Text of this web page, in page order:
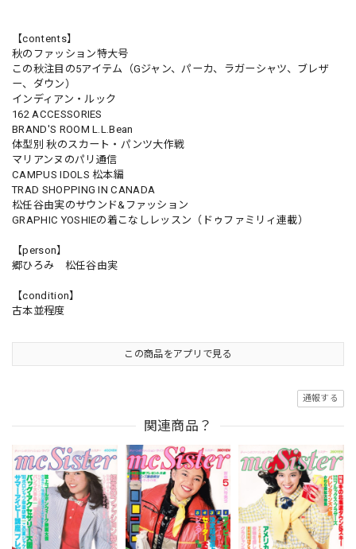
【contents】
秋のファッション特大号
この秋注目の5アイテム（Gジャン、パーカ、ラガーシャツ、ブレザ
ー、ダウン）
インディアン・ルック
162 ACCESSORIES
BRAND'S ROOM L.L.Bean
体型別 秋のスカート・パンツ大作戦
マリアンヌのパリ通信
CAMPUS IDOLS 松本編
TRAD SHOPPING IN CANADA
松任谷由実のサウンド&ファッション
GRAPHIC YOSHIEの着こなしレッスン（ドゥファミリィ連載）
【person】
郷ひろみ 松任谷由実
【condition】
古本並程度
この商品をアプリで見る
通報する
関連商品？